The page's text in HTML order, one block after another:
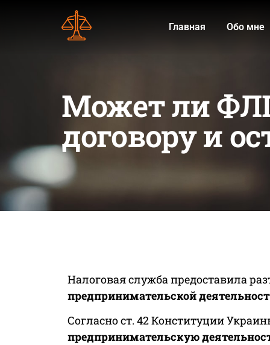
Главная Обо мне
Может ли
договору и
Налоговая служба предоставила
предпринимательской
Согласно ст. 42 Конституции
предпринимательскую